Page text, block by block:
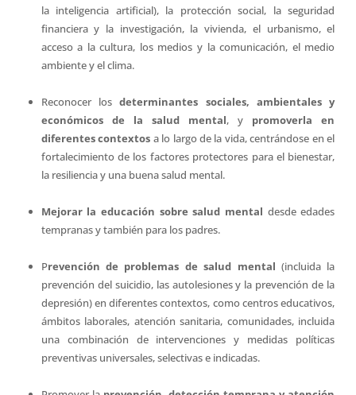
la inteligencia artificial), la protección social, la seguridad
financiera y la investigación, la vivienda, el urbanismo, el
acceso a la cultura, los medios y la comunicación, el medio
ambiente y el clima.
Reconocer losdeterminantes sociales, ambientales y
económicos de la salud mental, y promoverla en
diferentes contextos a lo largo de la vida, centrándose en el
fortalecimiento de los factores protectores para el bienestar,
la resiliencia y una buena salud mental.
Mejorar la educación sobre salud mental desde edades
tempranas y también para los padres.
Prevención de problemas de salud mental (incluida la
prevención del suicidio, las autolesiones y la prevención de la
depresión) en diferentes contextos, como centros educativos,
ámbitos laborales, atención sanitaria, comunidades, incluida
una combinación de intervenciones y medidas políticas
preventivas universales, selectivas e indicadas.